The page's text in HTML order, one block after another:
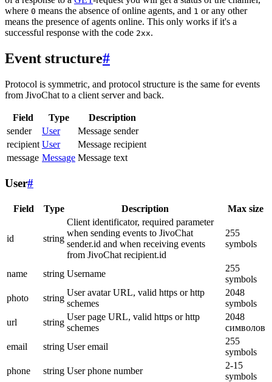
where 0 means the absence of online agents, and 1 or any other
means the presence of agents online. This only works if it's a
successful response with the code 2xx.
Event structure#
Protocol is symmetric, and protocol structure is the same for events
from JivoChat to a client server and back.
Field Type
Description
sender
User
Message sender
recipient User
Message recipient
message Message Message text
User#
Field Type Description Max size
id string
Client identificator, required parameter
when sending events to JivoChat
sender.id and when receiving events
from JivoChat recipient.id
255
symbols
name string Username
255
symbols
photo
string
User avatar URL, valid https or http
schemes
2048
symbols
url
string
User page URL, valid https or http
schemes
2048
символов
email
string User email
255
symbols
phone
string User phone number
2-15
symbols